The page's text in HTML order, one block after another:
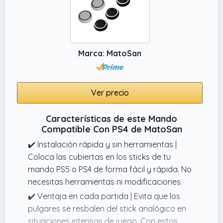
exactitud. Gatillos lineales graduan
aceleración y disparo Optimizado para
“mando play 4” competitivo
✔️ ERGONOMÍA AVANZADA QUE PROTEGE
TUS MANOS Diseño curvo y texturizado
antideslizante para máximo control
preciso y silencioso Evita fatiga y tensión en
sesiones largas gracias a su diseño Ideal
para jugadores de todas las edades y
tamaños de mano
Marca: MatoSan
Ver precio
Características de este Mando
Compatible Con PS4 de MatoSan
✔️ Instalación rápida y sin herramientas |
Coloca las cubiertas en los sticks de tu
mando PS5 o PS4 de forma fácil y rápida. No
necesitas herramientas ni modificaciones.
✔️ Ventaja en cada partida | Evita que los
pulgares se resbalen del stick analógico en
situaciones intensas de juego. Con estos